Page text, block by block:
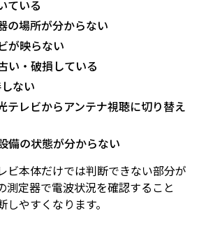
ている
の場所が分からない
が映らない
い・破損している
ない
テレビからアンテナ視聴に切り替え
備の状態が分からない
ビ本体だけでは判断できない部分が
測定器で電波状況を確認すること
しやすくなります。